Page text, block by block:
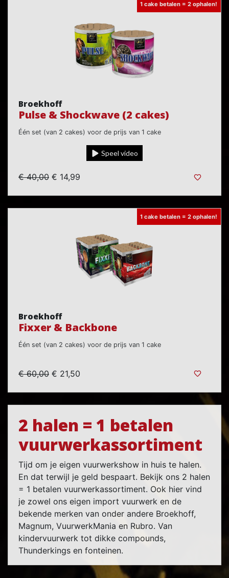
1 cake betalen = 2 ophalen!
Broekhoff
Pulse & Shockwave (2 cakes)
Één set (van 2 cakes) voor de prijs van 1 cake
Speel video
€ 40,00 € 14,99
1 cake betalen = 2 ophalen!
Broekhoff
Fixxer & Backbone
Één set (van 2 cakes) voor de prijs van 1 cake
€ 60,00 € 21,50
2 halen = 1 betalen
vuurwerkassortiment
Tijd om je eigen vuurwerkshow in huis te halen.
En dat terwijl je geld bespaart. Bekijk ons 2 halen
= 1 betalen vuurwerkassortiment. Ook hier vind
je zowel ons eigen import vuurwerk en de
bekende merken van onder andere Broekhoff,
Magnum, VuurwerkMania en Rubro. Van
kindervuurwerk tot dikke compounds,
Thunderkings en fonteinen.